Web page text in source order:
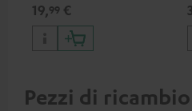
portatili, nonché iPhone
Apple, smartphone Android,
tablet e dispositivi con porta
USB-C
19,99 €
Pezzi di ricambio